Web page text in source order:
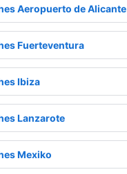
Aeropuerto de Alicante
Fuerteventura
Ibiza
Lanzarote
Mexiko